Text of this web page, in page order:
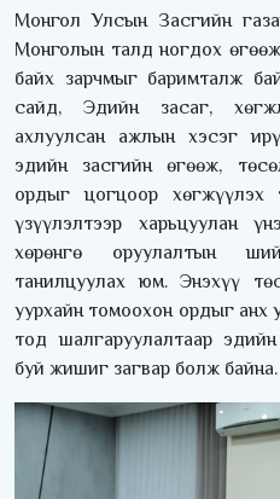
Монгол Улсын Засгийн
Монголын талд ногдох
байх зарчмыг баримталж
сайд, Эдийн засаг,
ахлуулсан ажлын хэсэг
эдийн засгийн өгөөж,
ордыг цогцоор хөгжүүлэх
үзүүлэлтээр харьцуулан
хөрөнгө оруулалтын
танилцуулах юм. Энэхүү
уурхайн томоохон ордыг анх
тод шалгаруулалтаар
буй жишиг загвар болж байна.